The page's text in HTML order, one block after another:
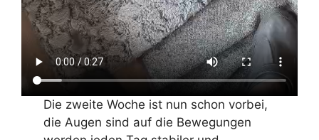
Die zweite Woche ist nun schon vorbei,
die Augen sind auf die Bewegungen